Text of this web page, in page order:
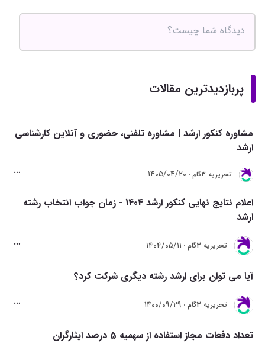
پربازدیدترین مقالات
مشاوره کنکور ارشد | مشاوره تلفنی، حضوری و آنلاین کارشناسی
ارشد
تحريريه 3گام 1405/04/20
اعلام نتایج نهایی کنکور ارشد 1404 - زمان جواب انتخاب رشته
ارشد
تحريريه 3گام 1404/05/11
آیا می توان برای ارشد رشته دیگری شرکت کرد؟
تحريريه 3گام 1400/09/29
تعداد دفعات مجاز استفاده از سهمیه 5 درصد ایثارگران